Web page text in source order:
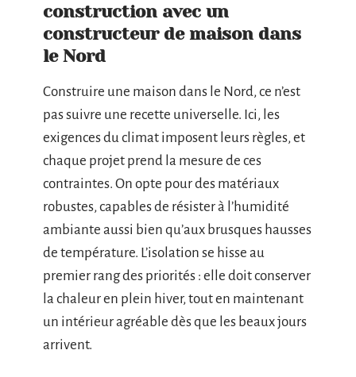
construction avec un
constructeur de maison dans
le Nord
Construire une maison dans le Nord, ce n’est
pas suivre une recette universelle. Ici, les
exigences du climat imposent leurs règles, et
chaque projet prend la mesure de ces
contraintes. On opte pour des matériaux
robustes, capables de résister à l’humidité
ambiante aussi bien qu’aux brusques hausses
de température. L’isolation se hisse au
premier rang des priorités : elle doit conserver
la chaleur en plein hiver, tout en maintenant
un intérieur agréable dès que les beaux jours
arrivent.